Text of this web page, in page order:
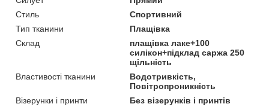
Стиль
Спортивний
Тип тканини
Плащівка
Склад
плащівка лаке+100
силікон+підклад саржа 250
щільність
Властивості тканини
Водотривкість,
Повітропроникність
Візерунки і принти
Без візерунків і принтів